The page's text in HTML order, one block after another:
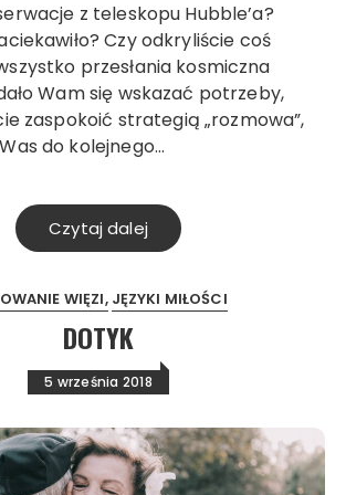
Czy odkryliście coś
przesłania kosmiczna
Wam się wskazać potrzeby,
zaspokoić strategią „rozmowa”,
do kolejnego…
Czytaj dalej
WIĘZI JĘZYKI MIŁOŚCI
DOTYK
5 września 2018